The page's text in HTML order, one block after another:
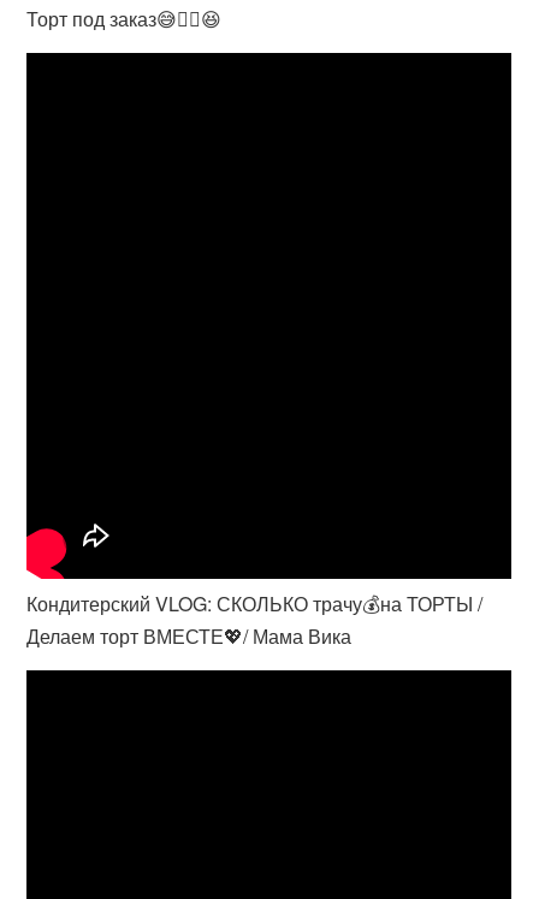
Торт под заказ😅🤦‍♀️😆
Кондитерский VLOG: СКОЛЬКО трачу💰на ТОРТЫ /
Делаем торт ВМЕСТЕ💖/ Мама Вика